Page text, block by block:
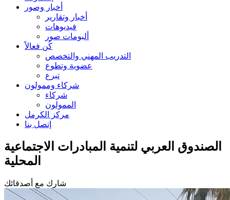
أخبار وصور
أخبار وتقارير
فيديوهات
ألبومات صور
كُن فعالاً
التدريب المهني والتخصص
عضوية وتطوع
تبرع
شركاء وممولون
شركاء
الممولون
مركز الكرمل
إتصل بنا
الصندوق العربي لتنمية المبادرات الاجتماعية
المحلية
شارك مع أصدقائك